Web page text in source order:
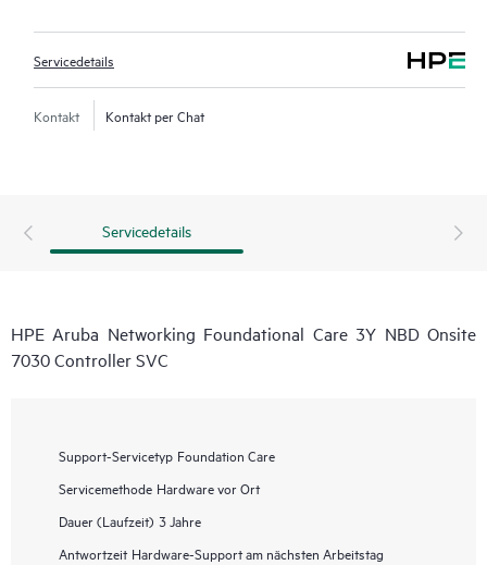
Servicedetails
Kontakt Kontakt per Chat
Servicedetails
HPE Aruba Networking Foundational Care 3Y NBD Onsite
7030 Controller SVC
Support-Servicetyp Foundation Care
Servicemethode Hardware vor Ort
Dauer (Laufzeit) 3 Jahre
Antwortzeit Hardware-Support am nächsten Arbeitstag